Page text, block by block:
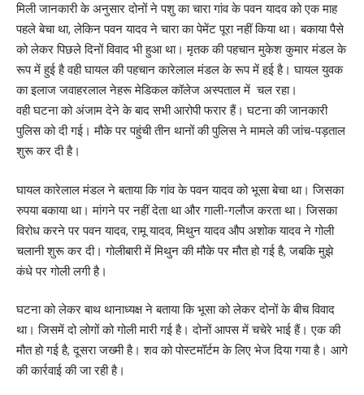
मिली जानकारी के अनुसार दोनों ने पशु का चारा गांव के पवन यादव को एक माह
पहले बेचा था, लेकिन पवन यादव ने चारा का पेमेंट पूरा नहीं किया था। बकाया पैसे
को लेकर पिछले दिनों विवाद भी हुआ था। मृतक की पहचान मुकेश कुमार मंडल के
रूप में हुई है वही घायल की पहचान कारेलाल मंडल के रूप में हई है। घायल युवक
का इलाज जवाहरलाल नेहरू मेडिकल कॉलेज अस्पताल में चल रहा।
वही घटना को अंजाम देने के बाद सभी आरोपी फरार हैं। घटना की जानकारी
पुलिस को दी गई। मौके पर पहुंची तीन थानों की पुलिस ने मामले की जांच-पड़ताल
शुरू कर दी है।
घायल कारेलाल मंडल ने बताया कि गांव के पवन यादव को भूसा बेचा था। जिसका
रुपया बकाया था। मांगने पर नहीं देता था और गाली-गलौज करता था। जिसका
विरोध करने पर पवन यादव, रामू यादव, मिथुन यादव औप अशोक यादव ने गोली
चलानी शुरू कर दी। गोलीबारी में मिथुन की मौके पर मौत हो गई है, जबकि मुझे
कंधे पर गोली लगी है।
घटना को लेकर बाथ थानाध्यक्ष ने बताया कि भूसा को लेकर दोनों के बीच विवाद
था। जिसमें दो लोगों को गोली मारी गई है। दोनों आपस में चचेरे भाई हैं। एक की
मौत हो गई है, दूसरा जख्मी है। शव को पोस्टमॉर्टम के लिए भेज दिया गया है। आगे
की कार्रवाई की जा रही है।